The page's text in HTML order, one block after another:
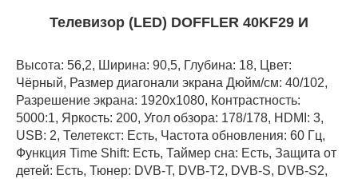
Телевизор (LED) DOFFLER 40KF29 И
Высота: 56,2, Ширина: 90,5, Глубина: 18, Цвет:
Чёрный, Размер диагонали экрана Дюйм/см: 40/102,
Разрешение экрана: 1920x1080, Контрастность:
5000:1, Яркость: 200, Угол обзора: 178/178, HDMI: 3,
USB: 2, Телетекст: Есть, Частота обновления: 60 Гц,
Функция Time Shift: Есть, Таймер сна: Есть, Защита от
детей: Есть, Тюнер: DVB-T, DVB-T2, DVB-S, DVB-S2,